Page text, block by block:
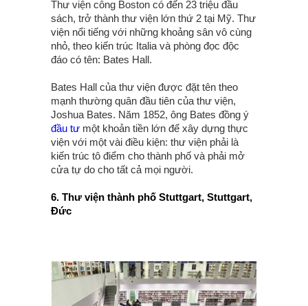
Thư viện công Boston có đến 23 triệu đầu
sách, trở thành thư viện lớn thứ 2 tại Mỹ. Thư
viện nổi tiếng với những khoảng sân vô cùng
nhỏ, theo kiến trúc Italia và phòng đọc độc
đáo có tên: Bates Hall.
Bates Hall của thư viện được đặt tên theo
mạnh thường quân đầu tiên của thư viện,
Joshua Bates. Năm 1852, ông Bates đồng ý
đầu tư một khoản tiền lớn để xây dựng thực
viện với một vài điều kiện: thư viện phải là
kiến trúc tô điểm cho thành phố và phải mở
cửa tự do cho tất cả mọi người.
6. Thư viện thành phố Stuttgart, Stuttgart,
Đức